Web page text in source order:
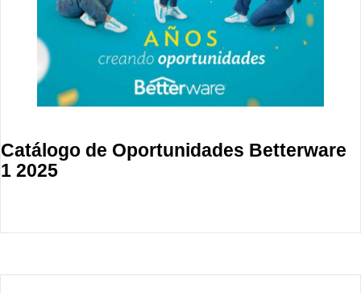
Catálogo de Oportunidades Betterware
1 2025